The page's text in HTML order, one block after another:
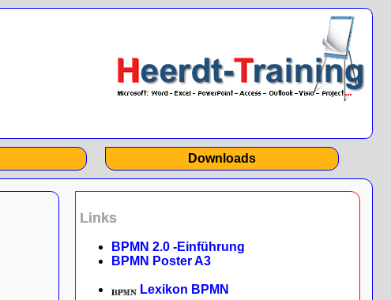
Downloads
Links
BPMN 2.0 -Einführung
BPMN Poster A3
Lexikon BPMN